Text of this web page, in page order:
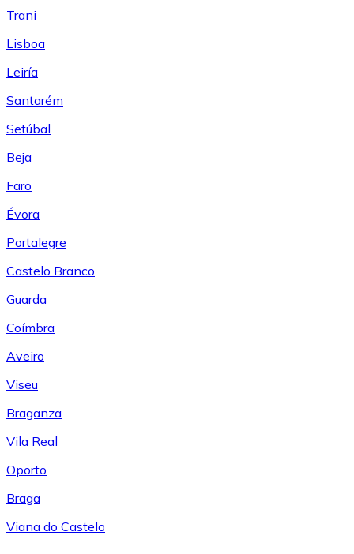
Trani
Lisboa
Leiría
Santarém
Setúbal
Beja
Faro
Évora
Portalegre
Castelo Branco
Guarda
Coímbra
Aveiro
Viseu
Braganza
Vila Real
Oporto
Braga
Viana do Castelo